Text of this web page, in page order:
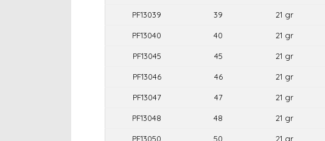
PF13039 39 21 gr
PF13040 40 21 gr
PF13045 45 21 gr
PF13046 46 21 gr
PF13047 47 21 gr
PF13048 48 21 gr
PF13050 50 21 gr